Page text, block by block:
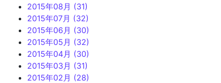
2015年08月 (31)
2015年07月 (32)
2015年06月 (30)
2015年05月 (32)
2015年04月 (30)
2015年03月 (31)
2015年02月 (28)